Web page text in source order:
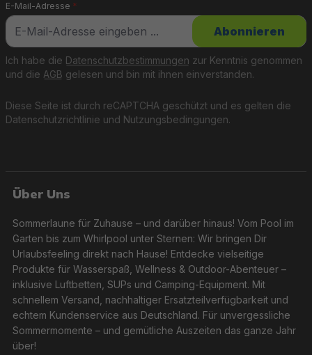
E-Mail-Adresse *
Diese Seite ist durch reCAPTCHA geschützt und es gelten die
Datenschutzrichtlinie und Nutzungsbedingungen.
Ich habe die Datenschutzbestimmungen zur Kenntnis genommen
und die AGB gelesen und bin mit ihnen einverstanden.
Abonnieren
Über Uns
Sommerlaune für Zuhause – und darüber hinaus! Vom Pool im
Garten bis zum Whirlpool unter Sternen: Wir bringen Dir
Urlaubsfeeling direkt nach Hause! Entdecke vielseitige
Produkte für Wasserspaß, Wellness & Outdoor-Abenteuer –
inklusive Luftbetten, SUPs und Camping-Equipment. Mit
schnellem Versand, nachhaltiger Ersatzteilverfügbarkeit und
echtem Kundenservice aus Deutschland. Für unvergessliche
Sommermomente – und gemütliche Auszeiten das ganze Jahr
über!